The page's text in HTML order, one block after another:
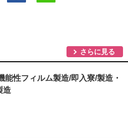
さらに見る
能性フィルム製造/即入寮/製造・
造